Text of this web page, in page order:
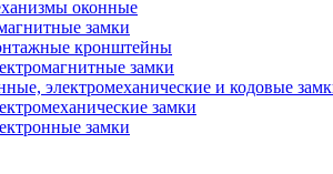
оконные
замки
кронштейны
замки
электромеханические и кодовые
замки
замки